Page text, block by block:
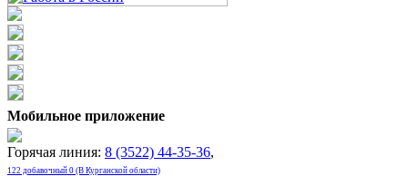
Мобильное приложение
Горячая линия: 8 (3522) 44-35-36,
122 добавочный 0 (В Курганской области)